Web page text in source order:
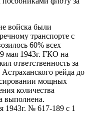
войска были
транспорте с
60% всех
мая 1943г. ГКО на
ответственность за
Астраханского рейда до
мощных
количества
выполнена.
№ 617-189 с 1